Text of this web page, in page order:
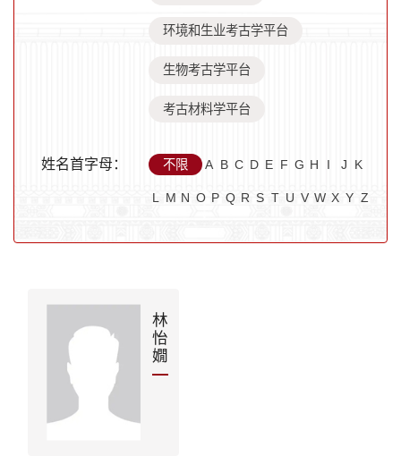
环境和生业考古学平台
生物考古学平台
考古材料学平台
姓名首字母： 不限 A B C D E F G H I J K
L M N O P Q R S T U V W X Y Z
林
怡
嫺